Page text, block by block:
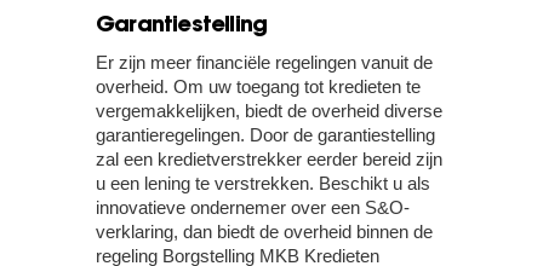
Garantiestelling
Er zijn meer financiële regelingen vanuit de
overheid. Om uw toegang tot kredieten te
vergemakkelijken, biedt de overheid diverse
garantieregelingen. Door de garantiestelling
zal een kredietverstrekker eerder bereid zijn
u een lening te verstrekken. Beschikt u als
innovatieve ondernemer over een S&O-
verklaring, dan biedt de overheid binnen de
regeling Borgstelling MKB Kredieten